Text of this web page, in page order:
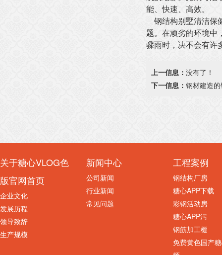
能、快速、高效。
钢结构别墅清洁保健
题。在顽劣的环境中
骤雨时，决不会有许
上一信息： 没有了！
下一信息： 钢材建造
关于糖心VLOG色
版官网首页
企业文化
发展历程
领导致辞
生产规模
新闻中心
公司新闻
行业新闻
常见问题
工程案例
钢结构厂房
糖心APP下载
彩钢活动房
糖心APP污
钢筋加工棚
免费黄色国产